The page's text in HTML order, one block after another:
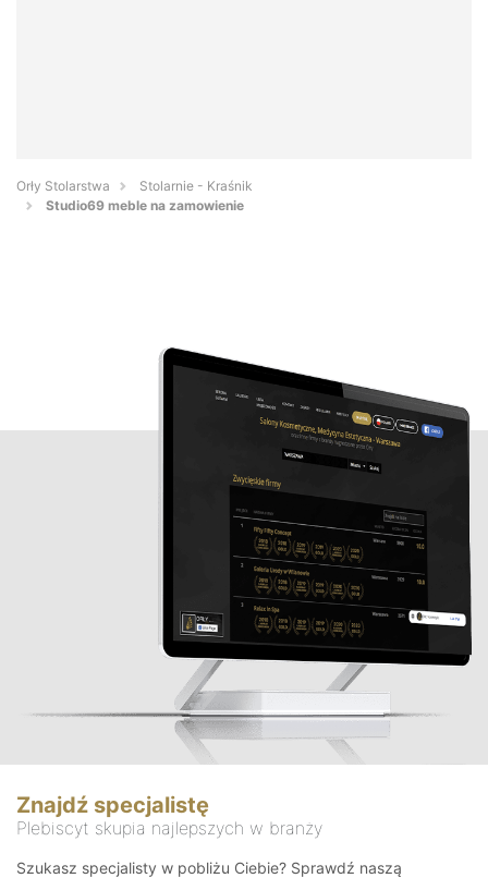
Orły Stolarstwa
Stolarnie - Kraśnik
Studio69 meble na zamowienie
Znajdź specjalistę
Plebiscyt skupia najlepszych w branży
Szukasz specjalisty w pobliżu Ciebie? Sprawdź naszą